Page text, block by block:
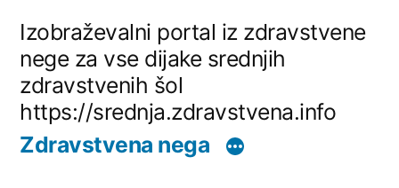
content
Izobraževalni portal iz zdravstvene
nege za vse dijake srednjih
zdravstvenih šol
https://srednja.zdravstvena.info
Zdravstvena nega